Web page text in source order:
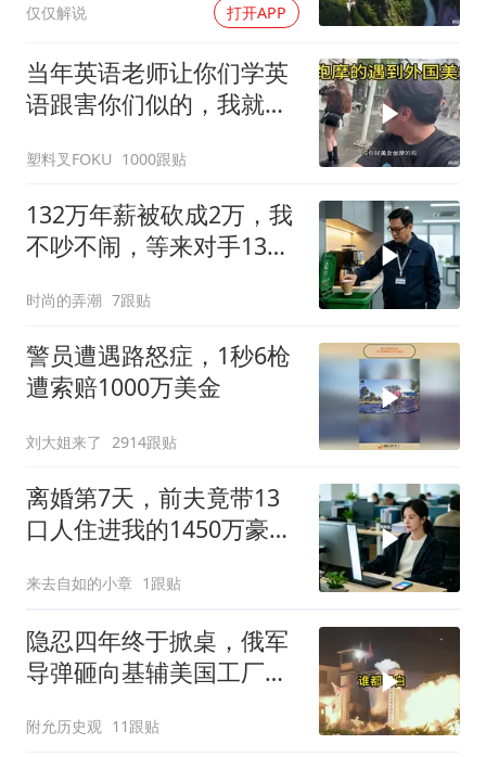
仅仅解说 打开APP
当年英语老师让你们学英
语跟害你们似的，我就是
塑料叉FOKU 1000跟贴
132万年薪被砍成2万，我
不吵不闹，等来对手13倍
时尚的弄潮 7跟贴
警员遭遇路怒症，1秒6枪
遭索赔1000万美金
刘大姐来了 2914跟贴
离婚第7天，前夫竟带13
口人住进我的1450万豪
来去自如的小章 1跟贴
隐忍四年终于掀桌，俄军
导弹砸向基辅美国工厂，
附允历史观 11跟贴